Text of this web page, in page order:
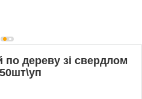
по дереву зі свердлом